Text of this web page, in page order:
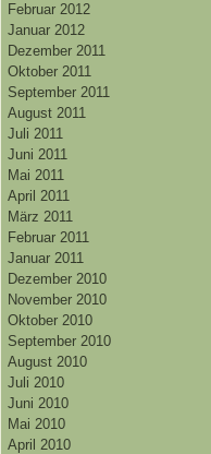
Februar 2012
Januar 2012
Dezember 2011
Oktober 2011
September 2011
August 2011
Juli 2011
Juni 2011
Mai 2011
April 2011
März 2011
Februar 2011
Januar 2011
Dezember 2010
November 2010
Oktober 2010
September 2010
August 2010
Juli 2010
Juni 2010
Mai 2010
April 2010